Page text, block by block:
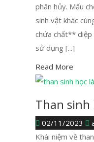
phân hủy. Mấu
sinh vật khác
chứa chất** diệp
sử dụng [...]
Read More
Than sinh
02/11/2023
Khái niệm về